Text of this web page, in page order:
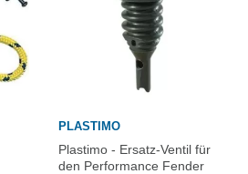
PLASTIMO
Plastimo - Ersatz-Ventil für
den Performance Fender